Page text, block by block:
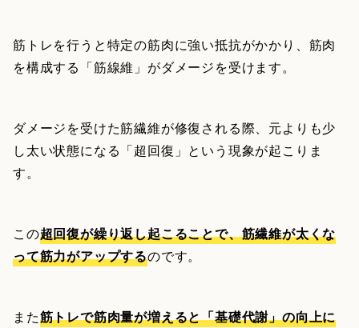
筋トレを行うと特定の筋肉に強い抵抗がかかり、筋肉
を構成する「筋線維」がダメージを受けます。
ダメージを受けた筋繊維が修復される際、元よりも少
し太い状態になる「超回復」という現象が起こりま
す。
この超回復が繰り返し起こることで、筋繊維が太くな
って筋力がアップするのです。
また筋トレで筋肉量が増えると「基礎代謝」の向上に